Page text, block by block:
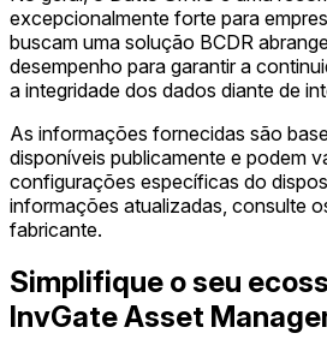
excepcionalmente forte para
buscam uma solução BCDR
desempenho para garantir a
a integridade dos dados diante de
As informações fornecidas são
disponíveis publicamente e podem
configurações específicas do
informações atualizadas, consulte
fabricante.
Simplifique o seu
InvGate Asset